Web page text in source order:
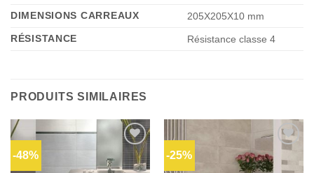
DIMENSIONS CARREAUX
205X205X10 mm
RÉSISTANCE
Résistance classe 4
PRODUITS SIMILAIRES
-48%
Ajouter
à la liste
-25%
Ajouter
à la liste